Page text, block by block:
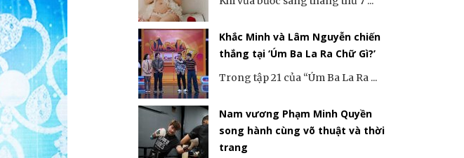
Khắc Minh và Lâm Nguyễn chiến
thắng tại ‘Úm Ba La Ra Chữ Gì?’
Trong tập 21 của “Úm Ba La Ra ...
Nam vương Phạm Minh Quyền
song hành cùng võ thuật và thời
trang